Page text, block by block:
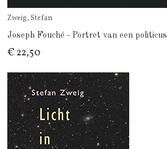
Zweig, Stefan
Joseph Fouché - Portret van een politicus
€ 22,50